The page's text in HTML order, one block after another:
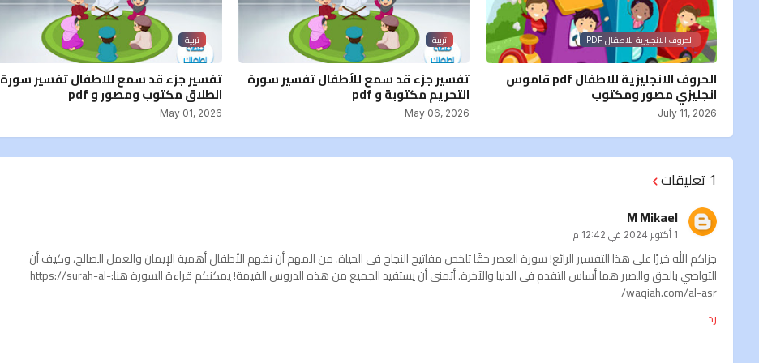
الحروف الانجليزية للاطفال PDF
الحروف الانجليزية للاطفال pdf قاموس
انجليزي مصور ومكتوب
July 11, 2026
تربية
تفسير جزء قد سمع للأطفال تفسير سورة
التحريم مكتوبة و pdf
May 06, 2026
تربية
تفسير جزء قد سمع للاطفال تفسير سورة
الطلاق مكتوب ومصور و pdf
May 01, 2026
1 تعليقات
M Mikael
1 أكتوبر 2024 في 12:42 م
جزاكم الله خيرًا على هذا التفسير الرائع! سورة العصر حقًا تلخص مفاتيح النجاح في الحياة. من المهم أن نفهم الأطفال أهمية الإيمان والعمل الصالح، وكيف أن
التواصي بالحق والصبر هما أساس التقدم في الدنيا والآخرة. أتمنى أن يستفيد الجميع من هذه الدروس القيمة! يمكنكم قراءة السورة هنا:https://surah-al-
waqiah.com/al-asr/
رد